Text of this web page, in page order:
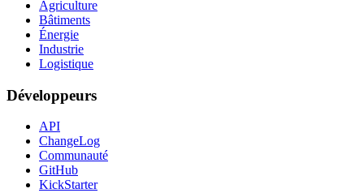
Agriculture
Bâtiments
Énergie
Industrie
Logistique
Développeurs
API
ChangeLog
Communauté
GitHub
KickStarter